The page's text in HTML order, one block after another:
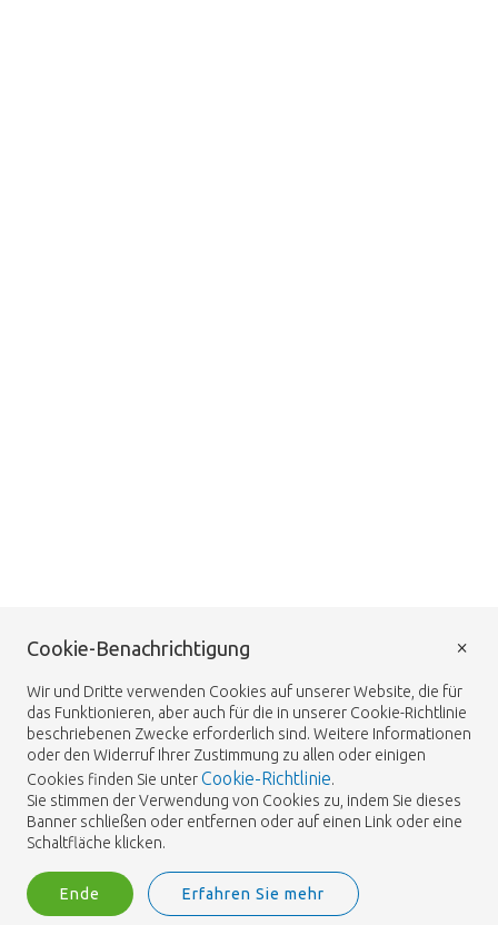
Cookie-Benachrichtigung
Wir und Dritte verwenden Cookies auf unserer Website, die für
das Funktionieren, aber auch für die in unserer Cookie-Richtlinie
beschriebenen Zwecke erforderlich sind. Weitere Informationen
oder den Widerruf Ihrer Zustimmung zu allen oder einigen
Cookies finden Sie unterCookie-Richtlinie.
Sie stimmen der Verwendung von Cookies zu, indem Sie dieses
Banner schließen oder entfernen oder auf einen Link oder eine
Schaltfläche klicken.
Ende Erfahren Sie mehr
×